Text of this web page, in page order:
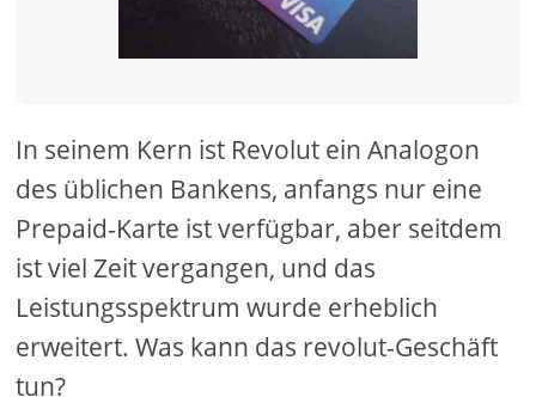
In seinem Kern ist Revolut ein Analogon
des üblichen Bankens, anfangs nur eine
Prepaid-Karte ist verfügbar, aber seitdem
ist viel Zeit vergangen, und das
Leistungsspektrum wurde erheblich
erweitert. Was kann das revolut-Geschäft
tun?